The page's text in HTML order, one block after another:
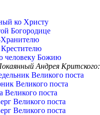
ко Христу
Богородице
человеку Божию
Андрея Критского:
Великого поста
Великого поста
Великого поста
Великого поста
Великого поста